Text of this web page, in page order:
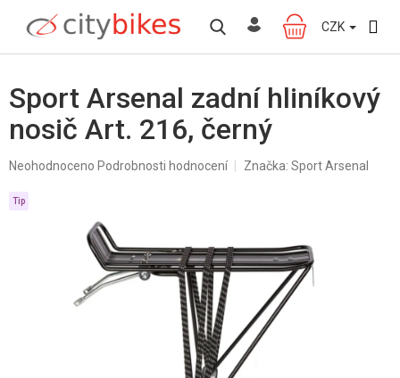
obsah
NÁKUPNÍ
KOŠÍK
CZK
Sport Arsenal zadní hliníkový
nosič Art. 216, černý
Průměrné
produktu
Neohodnoceno Podrobnosti hodnocení Značka: Sport Arsenal
Tip